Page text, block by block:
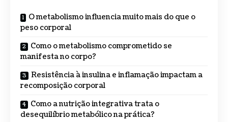
O metabolismo influencia muito mais do que o
peso corporal
Como o metabolismo comprometido se
manifesta no corpo?
Resistência à insulina e inflamação impactam a
recomposição corporal
Como a nutrição integrativa trata o
desequilíbrio metabólico na prática?